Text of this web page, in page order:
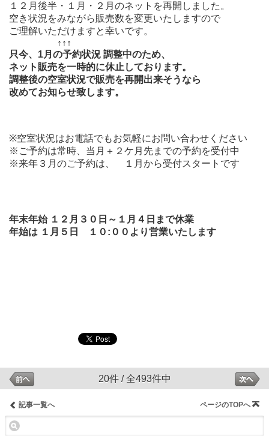
１２月後半・１月・２月のネットを再開しました。
空き状況をみながら販売数を変更いたしますので
ご理解いただけますと幸いです。
↑↑↑
只今、1月の予約状況 調整中のため、
ネット販売を一時的に休止しております。
調整後の空室状況で販売を再開出来そうなら
改めてお知らせ致します。
※空室状況はお電話でもお気軽にお問い合わせください
※ご予約は常時、当月＋２ケ月先までの予約を受付中
※来年３月のご予約は、 １月から受付スタートです
年末年始 １２月３０日～１月４日まで休業
年始は １月５日 １０:００より営業いたします
20件 / 全493件中
記事一覧へ ページのTOPへ